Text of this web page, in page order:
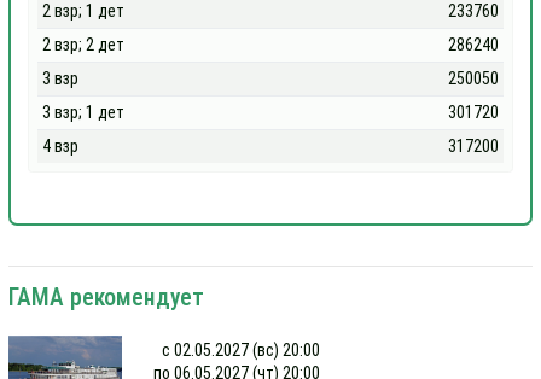
2 взр; 1 дет
233760
2 взр; 2 дет
286240
3 взр
250050
3 взр; 1 дет
301720
4 взр
317200
ГАМА рекомендует
с 02.05.2027 (вс) 20:00
по 06.05.2027 (чт) 20:00